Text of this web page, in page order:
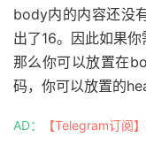
body内的内容还没
出了16。因此如果你
那么你可以放置在
码，你可以放置的
AD： 【Telegram订阅】